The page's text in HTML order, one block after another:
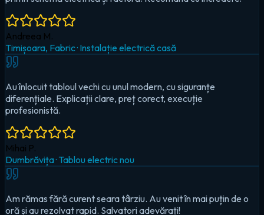
Mihai P.
Dumbrăvița
Am rămas fără curent seara târziu. Au venit în mai puțin de o
oră și au rezolvat rapid. Salvatori adevărați!
Cristina D.
Timișoara, Circumvalațiunii·Urgență — pană totală
Au montat iluminat LED în toată casa și un sistem smart pentru
controlul de pe telefon. Foarte mulțumit!